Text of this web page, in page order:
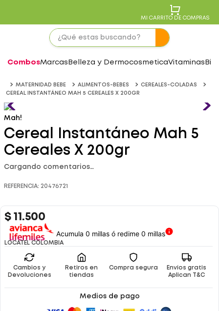
MI CARRITO DE COMPRAS
CombosMarcas Belleza y DermocosmeticaVitaminas
MATERNIDAD BEBE ALIMENTOS-BEBES
CEREALES-COLADAS
CEREAL INSTANTÁNEO MAH 5 CEREALES X 200GR
Mah!
Cereal Instantáneo Mah 5
Cereales X 200gr
Cargando comentarios…
REFERENCIA: 20476721
$ 11 .500
Acumula 0 millas ó redime 0 millas
LOCATEL COLOMBIA
Cambios y
Devoluciones
Retiros en
tiendas
Compra segura
Envíos gratis
Aplican T&C
Medios de pago